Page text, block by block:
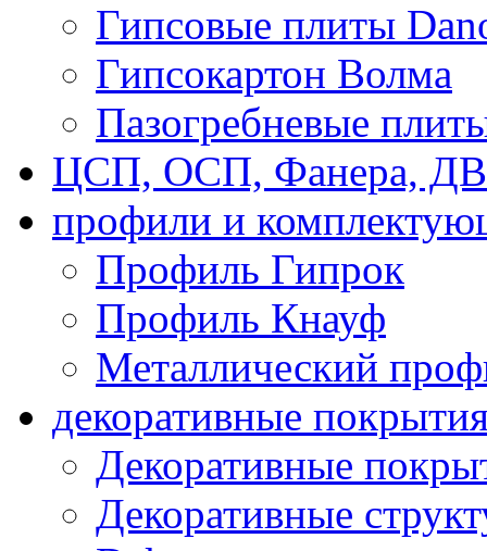
Гипсовые плиты
Гипсокартон Волма
Пазогребневые
ЦСП, ОСП, Фанера,
профили и
Профиль Гипрок
Профиль Кнауф
Металлический
декоративные
Декоративные
Декоративные